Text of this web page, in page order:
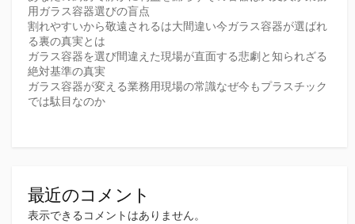
用ガラス容器選びの盲点
割れやすいから敬遠されるは大間違い今ガラス容器が選ばれ
る裏の真実とは
ガラス容器を選び間違えた現場が直面する悲劇と知られざる
絶対基準の真実
ガラス容器が変える業務用現場の常識なぜ今もプラスチック
では駄目なのか
最近のコメント
表示できるコメントはありません。